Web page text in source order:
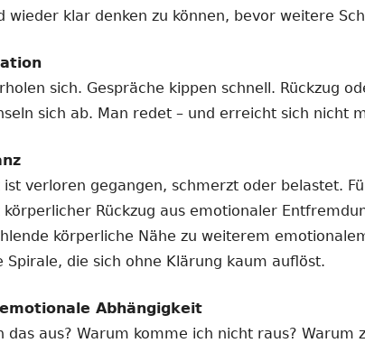
wieder klar denken zu können, bevor weitere
sich. Gespräche kippen schnell. Rückzug
sich ab. Man redet – und erreicht sich nicht
ist verloren gegangen, schmerzt oder belastet.
Rückzug aus emotionaler
körperliche Nähe zu weiterem
Spirale, die sich ohne Klärung kaum auflöst.
Abhängigkeit
das aus? Warum komme ich nicht raus? Warum